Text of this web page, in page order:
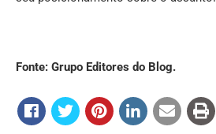
Fonte: Grupo Editores do Blog.